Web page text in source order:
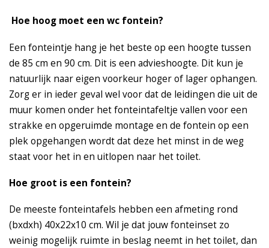
Hoe hoog moet een wc fontein?
Een fonteintje hang je het beste op een hoogte tussen
de 85 cm en 90 cm. Dit is een advieshoogte. Dit kun je
natuurlijk naar eigen voorkeur hoger of lager ophangen.
Zorg er in ieder geval wel voor dat de leidingen die uit de
muur komen onder het fonteintafeltje vallen voor een
strakke en opgeruimde montage en de fontein op een
plek opgehangen wordt dat deze het minst in de weg
staat voor het in en uitlopen naar het toilet.
Hoe groot is een fontein?
De meeste fonteintafels hebben een afmeting rond
(bxdxh) 40x22x10 cm. Wil je dat jouw fonteinset zo
weinig mogelijk ruimte in beslag neemt in het toilet, dan